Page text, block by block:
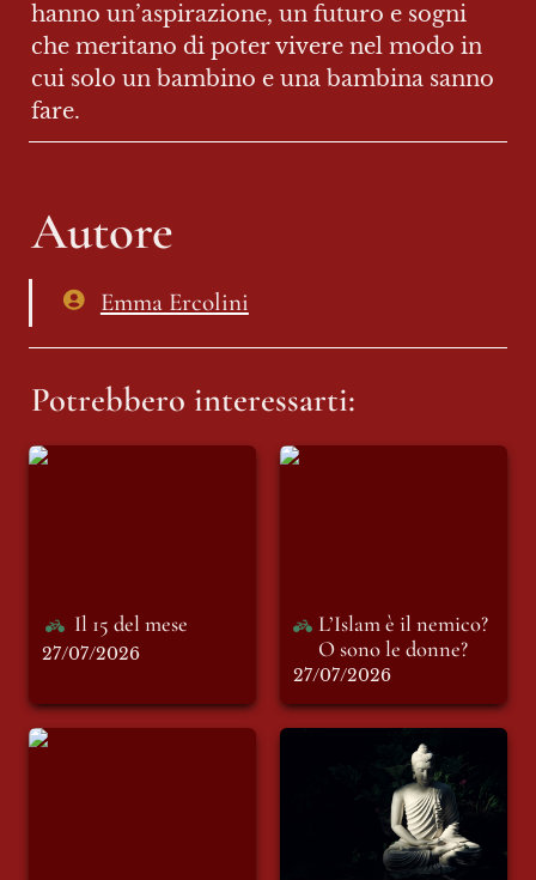
hanno un’aspirazione, un futuro e sogni
che meritano di poter vivere nel modo in
cui solo un bambino e una bambina sanno
fare.
Autore
Emma Ercolini
Potrebbero interessarti:
Il 15 del mese
Il 15 del mese
27/07/2026
L’Islam è il nemico?
L’Islam è il nemico?
O sono le donne?
27/07/2026
Edoardo Prati porta
BUDDHA,
ORIENTALISMO E
MENOPAUSA